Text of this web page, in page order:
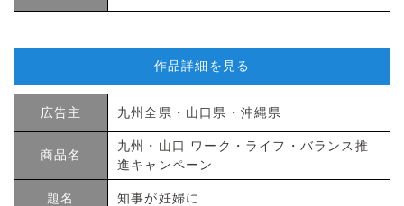
作品詳細を見る
広告主 九州全県・山口県・沖縄県
商品名
九州・山口 ワーク・ライフ・バランス推
進キャンペーン
題名 知事が妊婦に